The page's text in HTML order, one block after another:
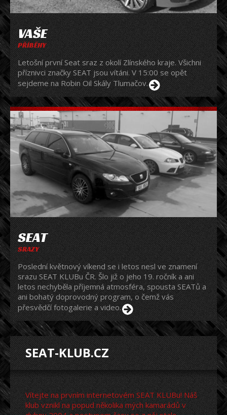
VAŠE
PŘÍBĚHY
Letošní první Seat sraz z okolí Zlínského kraje. Všichni
příznivci značky SEAT jsou vítáni. V 15:00 se opět
sejdeme na Robin Oil Skály Tlumačov.
SEAT
SRAZY
Poslední květnový víkend se i letos nesl ve znamení
srazu SEAT KLUBu ČR. Šlo již o jeho 19. ročník a ani
letos nechyběla příjemná atmosféra, spousta SEATů a
ani bohatý doprovodný program, o čemž vás
přesvědčí fotogalerie a video.
SEAT-KLUB.CZ
Vítejte na prvním internetovém SEAT KLUBu! Náš
klub vznikl na popud několika mých kamarádů v